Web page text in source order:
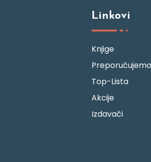
Linkovi
Knjige
Preporučujemo
Top-Lista
Akcije
Izdavači